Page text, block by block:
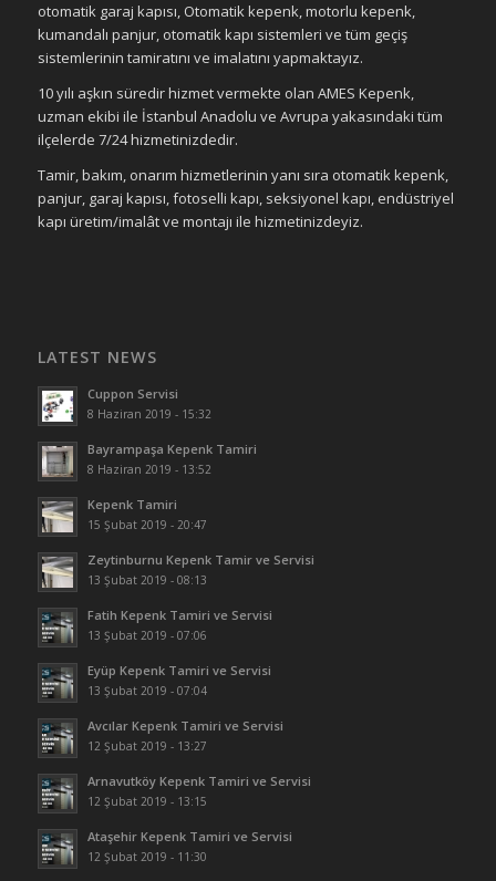
otomatik garaj kapısı, Otomatik kepenk, motorlu kepenk,
kumandalı panjur, otomatik kapı sistemleri ve tüm geçiş
sistemlerinin tamiratını ve imalatını yapmaktayız.
10 yılı aşkın süredir hizmet vermekte olan AMES Kepenk,
uzman ekibi ile İstanbul Anadolu ve Avrupa yakasındaki tüm
ilçelerde 7/24 hizmetinizdedir.
Tamir, bakım, onarım hizmetlerinin yanı sıra otomatik kepenk,
panjur, garaj kapısı, fotoselli kapı, seksiyonel kapı, endüstriyel
kapı üretim/imalât ve montajı ile hizmetinizdeyiz.
LATEST NEWS
Cuppon Servisi
8 Haziran 2019 - 15:32
Bayrampaşa Kepenk Tamiri
8 Haziran 2019 - 13:52
Kepenk Tamiri
15 Şubat 2019 - 20:47
Zeytinburnu Kepenk Tamir ve Servisi
13 Şubat 2019 - 08:13
Fatih Kepenk Tamiri ve Servisi
13 Şubat 2019 - 07:06
Eyüp Kepenk Tamiri ve Servisi
13 Şubat 2019 - 07:04
Avcılar Kepenk Tamiri ve Servisi
12 Şubat 2019 - 13:27
Arnavutköy Kepenk Tamiri ve Servisi
12 Şubat 2019 - 13:15
Ataşehir Kepenk Tamiri ve Servisi
12 Şubat 2019 - 11:30